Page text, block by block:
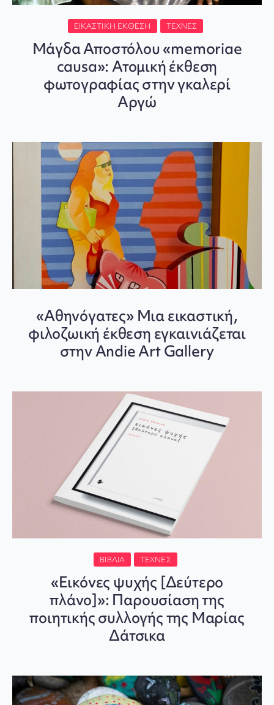
ΕΙΚΑΣΤΙΚΉ ΈΚΘΕΣΗ ΤΈΧΝΕΣ
Μάγδα Αποστόλου «memoriae
causa»: Ατομική έκθεση
φωτογραφίας στην γκαλερί
Αργώ
«Αθηνόγατες» Μια εικαστική,
φιλοζωική έκθεση εγκαινιάζεται
στην Andie Art Gallery
ΒΙΒΛΊΑ ΤΈΧΝΕΣ
«Εικόνες ψυχής [Δεύτερο
πλάνο]»: Παρουσίαση της
ποιητικής συλλογής της Μαρίας
Δάτσικα